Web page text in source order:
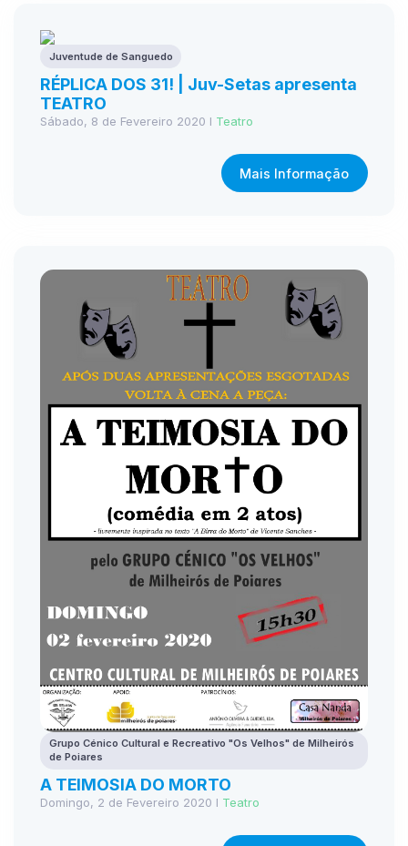
Juventude de Sanguedo
RÉPLICA DOS 31! | Juv-Setas apresenta
TEATRO
Sábado, 8 de Fevereiro 2020 I Teatro
Mais Informação
Grupo Cénico Cultural e Recreativo "Os Velhos" de Milheirós
de Poiares
A TEIMOSIA DO MORTO
Domingo, 2 de Fevereiro 2020 I Teatro